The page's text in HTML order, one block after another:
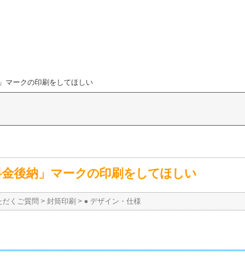
マークの印刷をしてほしい
後納」マークの印刷をしてほしい
くご質問 > 封筒印刷 > ● デザイン・仕様